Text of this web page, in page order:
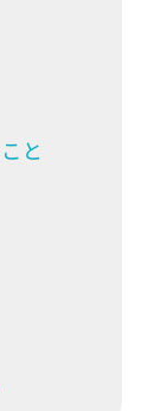
と